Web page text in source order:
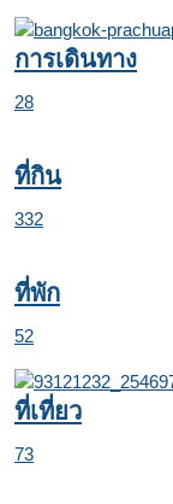
การเดินทาง
28
ที่กิน
332
ที่พัก
52
ที่เที่ยว
73